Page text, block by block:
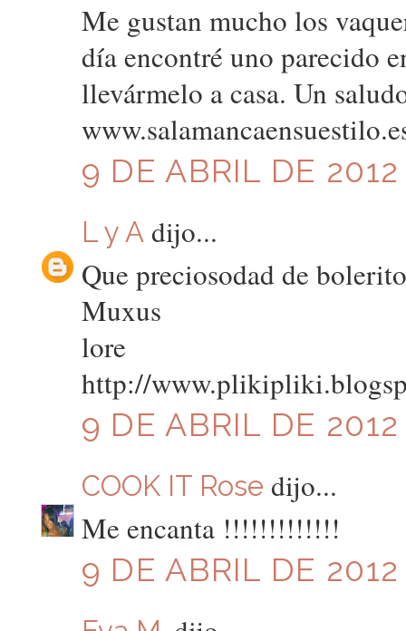
Me gustan mucho los
día encontré uno parecido
llevármelo a casa. Un
9 DE ABRIL DE
L y Adijo...
Que preciosodad de
Muxus
lore
http://
9 DE ABRIL DE
COOK IT Rose dijo...
Me encanta !!!!!!!!!!!!!
9 DE ABRIL DE